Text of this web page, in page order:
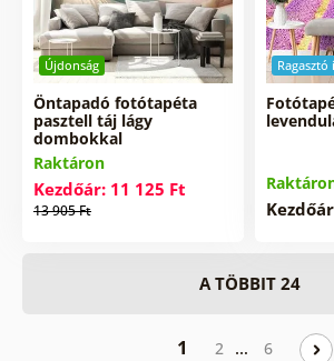
Újdonság
Öntapadó fotótapéta
pasztell táj lágy
dombokkal
Raktáron
Kezdőár: 11 125 Ft
13 905 Ft
Ragasztó
A TÖBBIT 24
1 2 … 6